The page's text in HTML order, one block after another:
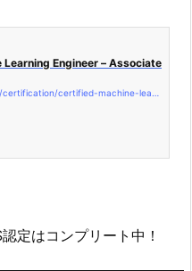
Engineer – Associate
定はコンプリート中！